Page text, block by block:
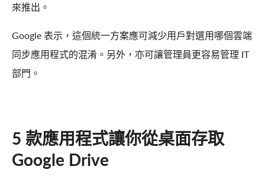
來推出。
Google 表示，這個統一方案應可減少用戶對選用哪個雲端
同步應用程式的混淆。另外，亦可讓管理員更容易管理 IT
部門。
5 款應用程式讓你從桌面存取
Google Drive